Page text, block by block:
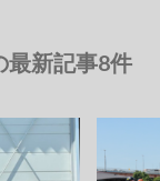
最新記事8件